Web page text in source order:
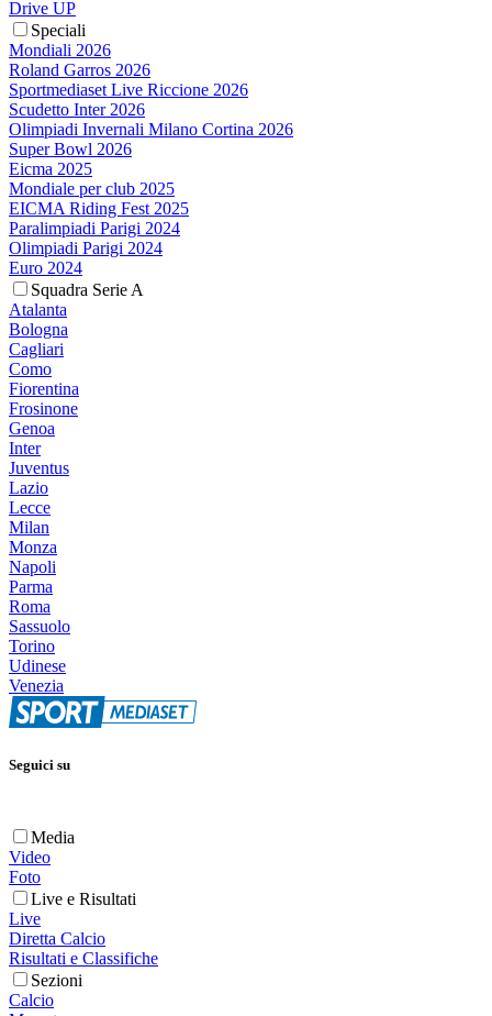
Drive UP
Speciali
Mondiali 2026
Roland Garros 2026
Sportmediaset Live Riccione 2026
Scudetto Inter 2026
Olimpiadi Invernali Milano Cortina 2026
Super Bowl 2026
Eicma 2025
Mondiale per club 2025
EICMA Riding Fest 2025
Paralimpiadi Parigi 2024
Olimpiadi Parigi 2024
Euro 2024
Squadra Serie A
Atalanta
Bologna
Cagliari
Como
Fiorentina
Frosinone
Genoa
Inter
Juventus
Lazio
Lecce
Milan
Monza
Napoli
Parma
Roma
Sassuolo
Torino
Udinese
Venezia
Seguici su
Media
Video
Foto
Live e Risultati
Live
Diretta Calcio
Risultati e Classifiche
Sezioni
Calcio